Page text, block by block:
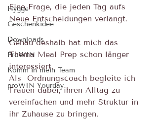
Hygge
Geschenkidee
Downloads
ProWIN
Komm in mein Team
proWIN Yourday
Eine Frage, die jeden Tag aufs
Neue Entscheidungen verlangt.
Genau deshalb hat mich das
Thema Meal Prep schon länger
interessiert.
Als  Ordnungscoach begleite ich
Frauen dabei, ihren Alltag zu
vereinfachen und mehr Struktur in
ihr Zuhause zu bringen.